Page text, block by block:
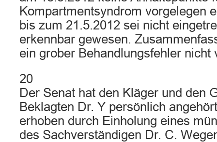
Kompartmentsyndrom vorgelegen
bis zum 21.5.2012 sei nicht
erkennbar gewesen.
ein grober Behandlungsfehler nicht
20
Der Senat hat den Kläger und den
Beklagten Dr. Y persönlich
erhoben durch Einholung eines
des Sachverständigen Dr. C.